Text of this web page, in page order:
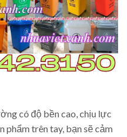
có độ bền cao, chịu lực
phẩm trên tay, bạn sẽ cảm